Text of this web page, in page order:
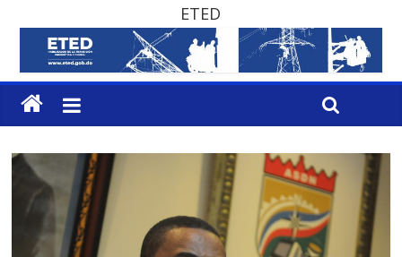
MESCyT y Universidad Albizu apoyarán rehabilitación de
reclusos
MESCyT presenta calendario de Consulta Nacional por la
Educación
ETED